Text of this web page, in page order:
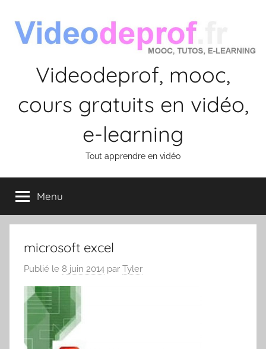
contenu
Videodeprof, mooc,
cours gratuits en vidéo,
e-learning
Tout apprendre en vidéo
Menu
microsoft excel
Publié le 8 juin 2014 par Tyler